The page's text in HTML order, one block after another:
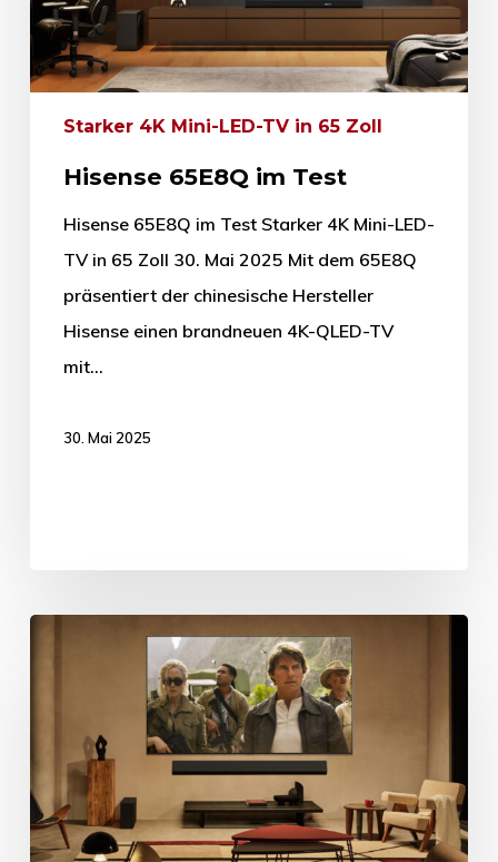
Starker 4K Mini-LED-TV in 65 Zoll
Hisense 65E8Q im Test
Hisense 65E8Q im Test Starker 4K Mini-LED-
TV in 65 Zoll 30. Mai 2025 Mit dem 65E8Q
präsentiert der chinesische Hersteller
Hisense einen brandneuen 4K-QLED-TV
mit…
30. Mai 2025